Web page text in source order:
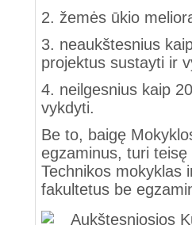
2. žemės ūkio
3. neaukštesnius
projektus sustayti ir
4. neilgesnius kaip
vykdyti.
Be to, baigę
egzaminus, turi
Technikos mokyklas
fakultetus be